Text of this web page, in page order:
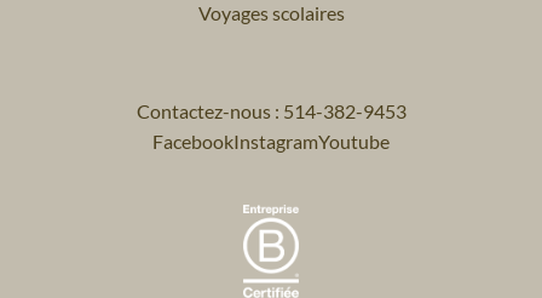
Voyages scolaires
Contactez-nous : 514-382-9453
FacebookInstagramYoutube